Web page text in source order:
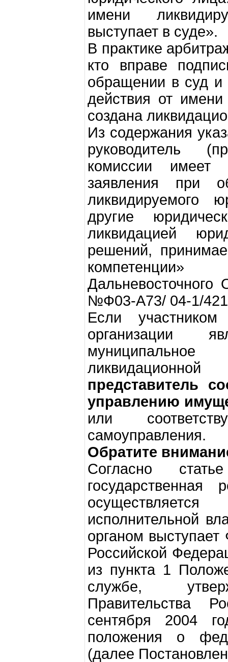
имени
выступает в суде».
В практике
кто вправе
обращении в суд и
действия от
создана
Из содержания
руководитель
комиссии имеет
заявления при
ликвидируемого
другие
ликвидацией
решений,
№Ф03-А73/ 04-1/
Если участником
организации
представитель
управлению
или
самоуправления.
Обратите
Согласно
государственная
исполнительной
органом
Российской
из пункта 1
службе,
Правительства
сентября 2004
положения о
(далее